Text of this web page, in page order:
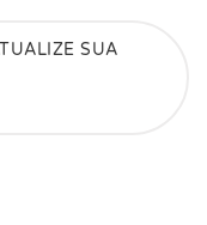
SUA